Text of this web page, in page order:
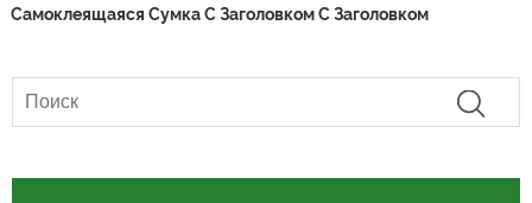
Самоклеящаяся Сумка С Заголовком С Заголовком